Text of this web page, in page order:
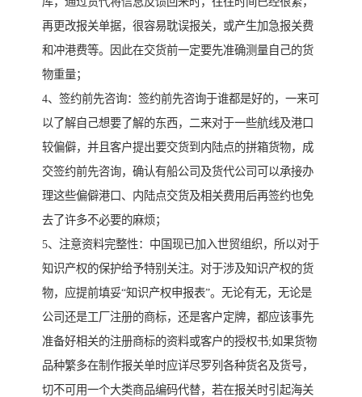
再更改报关单据，很容易耽误报关，或产生加急报关费
和冲港费等。因此在交货前一定要先准确测量自己的货
物重量；
4、签约前先咨询：签约前先咨询于谁都是好的，一来可
以了解自己想要了解的东西，二来对于一些航线及港口
较偏僻，并且客户提出要交货到内陆点的拼箱货物，成
交签约前先咨询，确认有船公司及货代公司可以承接办
理这些偏僻港口、内陆点交货及相关费用后再签约也免
去了许多不必要的麻烦；
5、注意资料完整性：中国现已加入世贸组织，所以对于
知识产权的保护给予特别关注。对于涉及知识产权的货
物，应提前填妥“知识产权申报表”。无论有无，无论是
公司还是工厂注册的商标，还是客户定牌，都应该事先
准备好相关的注册商标的资料或客户的授权书;如果货物
品种繁多在制作报关单时应详尽罗列各种货名及货号，
切不可用一个大类商品编码代替，若在报关时引起海关